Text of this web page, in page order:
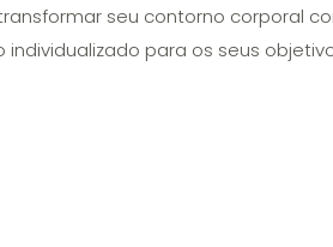
seu contorno corporal
para os seus